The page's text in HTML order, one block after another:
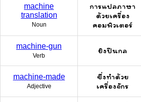
machine
translation
Noun
การแปลภาษา
ด้วยเครื่อง
คอมพิวเตอร์
machine-gun
Verb
ยิงปืนกล
machine-made
Adjective
ซึ่งทำด้วย
เครื่องจักร